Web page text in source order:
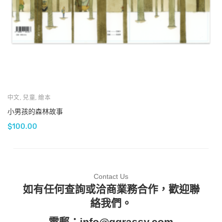
中文, 兒童,繪本
小男孩的森林故事
$100.00
Contact Us
如有任何查詢或洽商業務合作，歡迎聯
絡我們。